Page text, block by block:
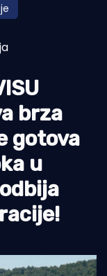
brza
gotova
u